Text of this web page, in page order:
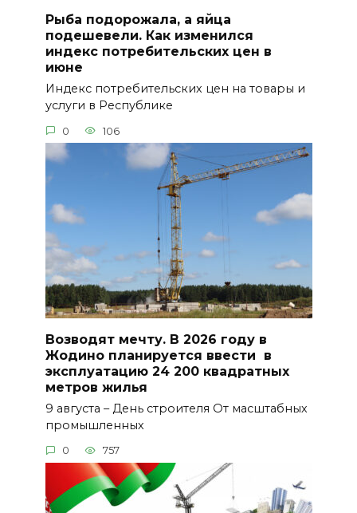
Рыба подорожала, а яйца
подешевели. Как изменился
индекс потребительских цен в
июне
Индекс потребительских цен на товары и
услуги в Республике
0 106
Возводят мечту. В 2026 году в
Жодино планируется ввести в
эксплуатацию 24 200 квадратных
метров жилья
9 августа – День строителя От масштабных
промышленных
0 757